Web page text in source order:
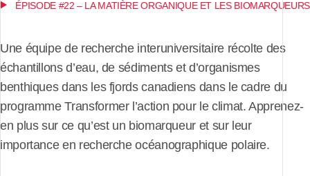
ÉPISODE #22 – LA MATIÈRE ORGANIQUE ET LES BIOMARQUEURS
Une équipe de recherche interuniversitaire récolte des
échantillons d’eau, de sédiments et d’organismes
benthiques dans les fjords canadiens dans le cadre du
programme Transformer l’action pour le climat. Apprenez-
en plus sur ce qu’est un biomarqueur et sur leur
importance en recherche océanographique polaire.